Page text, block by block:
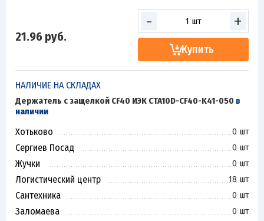
21.96 руб.
- +
Купить
НАЛИЧИЕ НА СКЛАДАХ
Держатель с защелкой CF40 ИЭК CTA10D-CF40-K41-050 в
наличии
Хотьково 0 шт
Сергиев Посад 0 шт
Жучки 0 шт
Логистический центр 18 шт
Сантехника 0 шт
Заломаева 0 шт